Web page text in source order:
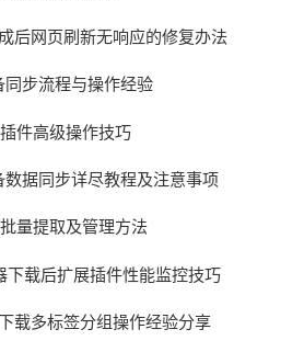
后网页刷新无响应的修复办法
同步流程与操作经验
件高级操作技巧
数据同步详尽教程及注意事项
量提取及管理方法
下载后扩展插件性能监控技巧
载多标签分组操作经验分享